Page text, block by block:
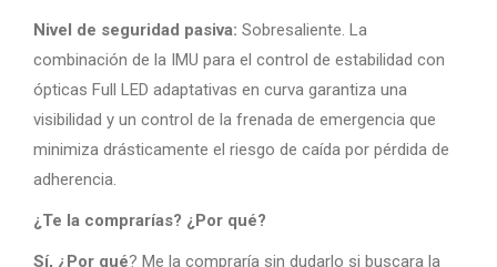
Nivel de seguridad pasiva: Sobresaliente. La
combinación de la IMU para el control de estabilidad con
ópticas Full LED adaptativas en curva garantiza una
visibilidad y un control de la frenada de emergencia que
minimiza drásticamente el riesgo de caída por pérdida de
adherencia.
¿Te la comprarías? ¿Por qué?
Sí, ¿Por qué? Me la compraría sin dudarlo si buscara la